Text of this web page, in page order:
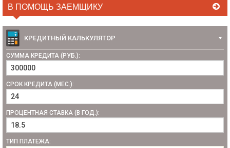
В ПОМОЩЬ ЗАЕМЩИКУ
КРЕДИТНЫЙ КАЛЬКУЛЯТОР
СУММА КРЕДИТА (РУБ.):
СРОК КРЕДИТА (МЕС.):
ПРОЦЕНТНАЯ СТАВКА (В ГОД.):
ТИП ПЛАТЕЖА: